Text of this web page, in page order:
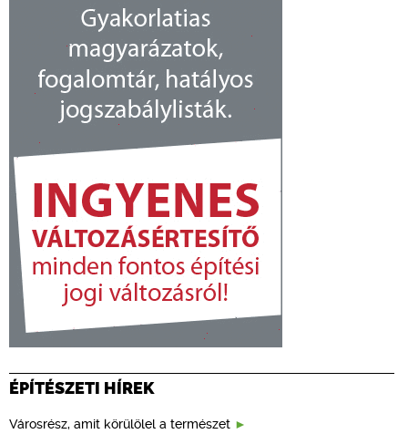
ÉPÍTÉSZETI HÍREK
Városrész, amit körülölel a természet